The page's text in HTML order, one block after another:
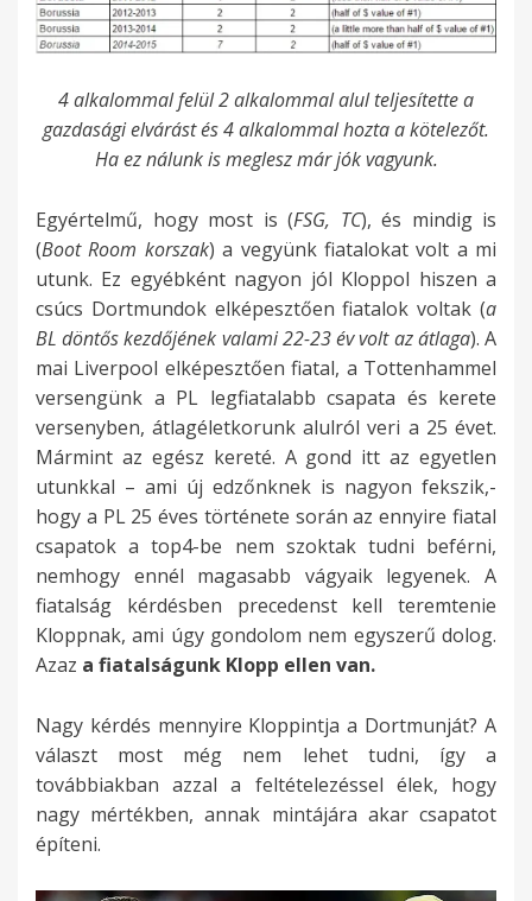
4 alkalommal felül 2 alkalommal alul teljesítette a
gazdasági elvárást és 4 alkalommal hozta a kötelezőt.
Ha ez nálunk is meglesz már jók vagyunk.
Egyértelmű, hogy most is (FSG, TC), és mindig is
(Boot Room korszak) a vegyünk fiatalokat volt a mi
utunk. Ez egyébként nagyon jól Kloppol hiszen a
csúcs Dortmundok elképesztően fiatalok voltak (a
BL döntős kezdőjének valami 22-23 év volt az átlaga). A
mai Liverpool elképesztően fiatal, a Tottenhammel
versengünk a PL legfiatalabb csapata és kerete
versenyben, átlagéletkorunk alulról veri a 25 évet.
Mármint az egész kereté. A gond itt az egyetlen
utunkkal – ami új edzőnknek is nagyon fekszik,-
hogy a PL 25 éves története során az ennyire fiatal
csapatok a top4-be nem szoktak tudni beférni,
nemhogy ennél magasabb vágyaik legyenek. A
fiatalság kérdésben precedenst kell teremtenie
Kloppnak, ami úgy gondolom nem egyszerű dolog.
Azaz a fiatalságunk Klopp ellen van.
Nagy kérdés mennyire Kloppintja a Dortmunját? A
választ most még nem lehet tudni, így a
továbbiakban azzal a feltételezéssel élek, hogy
nagy mértékben, annak mintájára akar csapatot
építeni.